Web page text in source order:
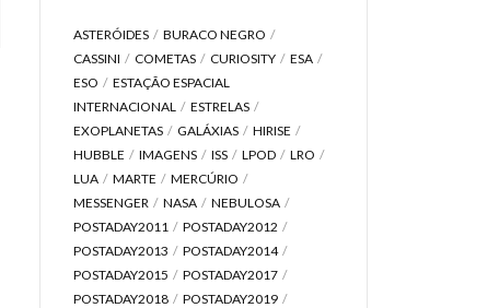
ASTERÓIDES
BURACO NEGRO
CASSINI
COMETAS CURIOSITY
ESA
ESO
ESTAÇÃO ESPACIAL
INTERNACIONAL
ESTRELAS
EXOPLANETAS
GALÁXIAS
HIRISE
HUBBLE
IMAGENS ISS LPOD
LRO
LUA
MARTE
MERCÚRIO
MESSENGER
NASA
NEBULOSA
POSTADAY2011
POSTADAY2012
POSTADAY2013
POSTADAY2014
POSTADAY2015
POSTADAY2017
POSTADAY2018
POSTADAY2019